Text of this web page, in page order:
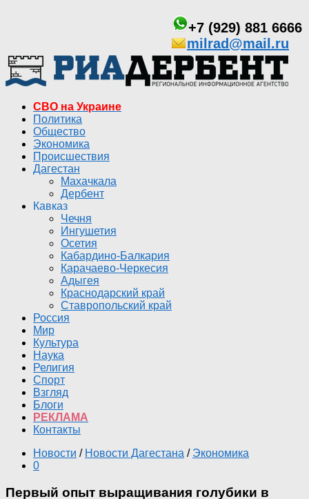
+7 (929) 881 6666
milrad@mail.ru
СВО на Украине
Политика
Общество
Экономика
Происшествия
Дагестан
Махачкала
Дербент
Кавказ
Чечня
Ингушетия
Осетия
Кабардино-Балкария
Карачаево-Черкесия
Адыгея
Краснодарский край
Ставропольский край
Россия
Мир
Культура
Наука
Религия
Спорт
Взгляд
Блоги
РЕКЛАМА
Контакты
Новости / Новости Дагестана / Экономика
0
Первый опыт выращивания голубики в